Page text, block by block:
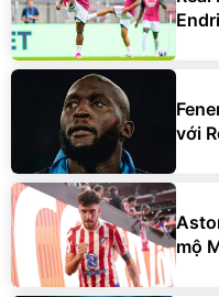
với
mộ